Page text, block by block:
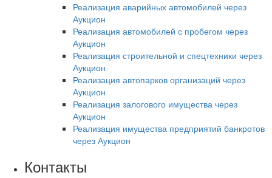
Реализация аварийных автомобилей через
Аукцион
Реализация автомобилей с пробегом через
Аукцион
Реализация строительной и спецтехники через
Аукцион
Реализация автопарков организаций через
Аукцион
Реализация залогового имущества через
Аукцион
Реализация имущества предприятий банкротов
через Аукцион
Контакты